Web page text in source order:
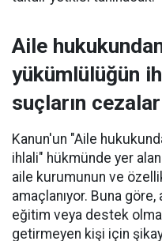
Aile
yükümlülüğün
suçların
Kanun'un "Aile
ihlali" hükmünde yer alan
aile kurumunun ve
amaçlanıyor. Buna
eğitim veya destek
getirmeyen kişi için